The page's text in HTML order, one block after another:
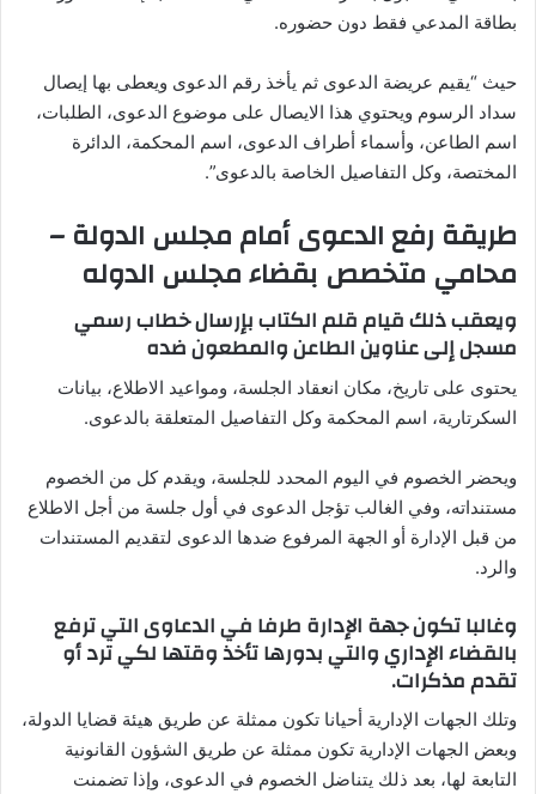
بطاقة المدعي فقط دون حضوره.
حيث “يقيم عريضة الدعوى ثم يأخذ رقم الدعوى ويعطى بها إيصال
سداد الرسوم ويحتوي هذا الايصال على موضوع الدعوى، الطلبات،
اسم الطاعن، وأسماء أطراف الدعوى، اسم المحكمة، الدائرة
المختصة، وكل التفاصيل الخاصة بالدعوى”.
طريقة رفع الدعوى أمام مجلس الدولة –
محامي متخصص بقضاء مجلس الدوله
ويعقب ذلك قيام قلم الكتاب بإرسال خطاب رسمي
مسجل إلى عناوين الطاعن والمطعون ضده
يحتوى على تاريخ، مكان انعقاد الجلسة، ومواعيد الاطلاع، بيانات
السكرتارية، اسم المحكمة وكل التفاصيل المتعلقة بالدعوى.
ويحضر الخصوم في اليوم المحدد للجلسة، ويقدم كل من الخصوم
مستنداته، وفي الغالب تؤجل الدعوى في أول جلسة من أجل الاطلاع
من قبل الإدارة أو الجهة المرفوع ضدها الدعوى لتقديم المستندات
والرد.
وغالبا تكون جهة الإدارة طرفا في الدعاوى التي ترفع
بالقضاء الإداري والتي بدورها تأخذ وقتها لكي ترد أو
تقدم مذكرات.
وتلك الجهات الإدارية أحيانا تكون ممثلة عن طريق هيئة قضايا الدولة،
وبعض الجهات الإدارية تكون ممثلة عن طريق الشؤون القانونية
التابعة لها، بعد ذلك يتناضل الخصوم في الدعوى، وإذا تضمنت